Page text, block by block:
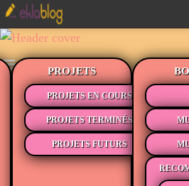
PROJETS
PROJETS EN COURS
PROJETS TERMINÉS
PROJETS FUTURS